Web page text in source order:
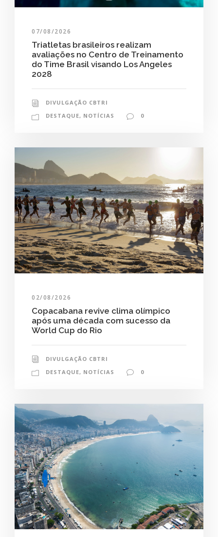
07/08/2026
Triatletas brasileiros realizam
avaliações no Centro de Treinamento
do Time Brasil visando Los Angeles
2028
DIVULGAÇÃO CBTRI
DESTAQUE, NOTÍCIAS 0
02/08/2026
Copacabana revive clima olímpico
após uma década com sucesso da
World Cup do Rio
DIVULGAÇÃO CBTRI
DESTAQUE, NOTÍCIAS 0